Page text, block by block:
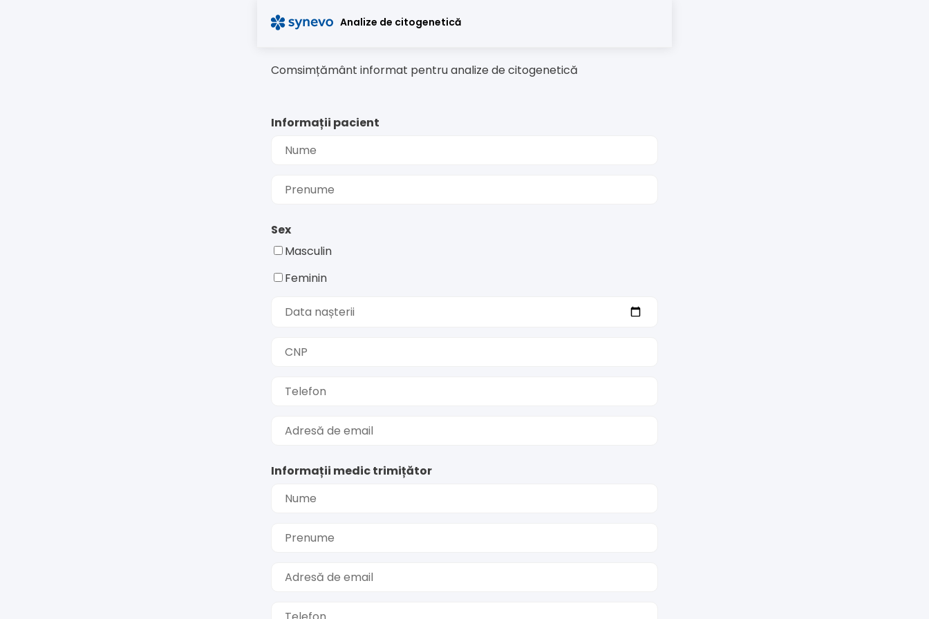
Analize de citogenetică
Comsimțământ informat pentru analize de citogenetică
Informații pacient
Nume
Prenume
Sex
Masculin
Feminin
Data nașterii
CNP
Telefon
Adresă de email
Informații medic trimițător
Nume
Prenume
Adresă de email